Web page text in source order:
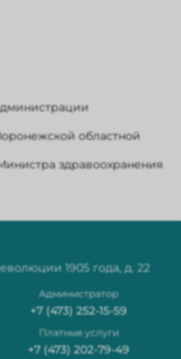
областной
здравоохранения
1905 года, д. 22
Администратор
+7 (473) 252-15-59
Платные услуги
+7 (473) 202-79-49